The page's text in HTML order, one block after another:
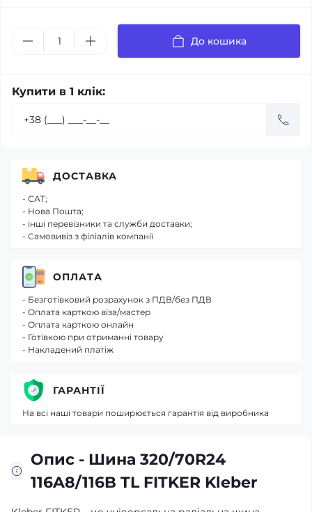
До кошика
Купити в 1 клік:
Опис - Шина 320/70R24
116A8/116B TL FITKER Kleber
ДОСТАВКА
- САТ;
- Нова Пошта;
- інші перевізники та служби доставки;
- Самовивіз з філіалів компанії
ОПЛАТА
- Безготівковий розрахунок з ПДВ/без ПДВ
- Оплата карткою віза/мастер
- Оплата карткою онлайн
- Готівкою при отриманні товару
- Накладений платіж
ГАРАНТІЇ
На всі наші товари поширюється гарантія від виробника